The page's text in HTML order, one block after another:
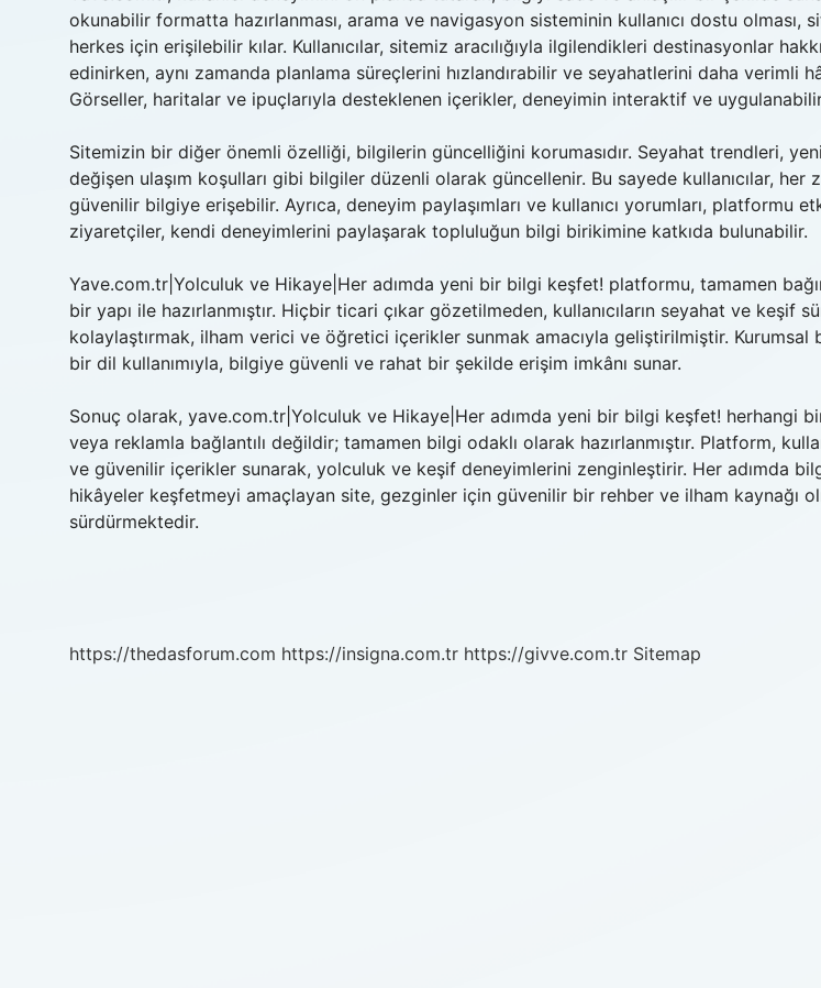
okunabilir formatta hazırlanması, arama ve navigasyon sisteminin kullanıcı dostu olması,
herkes için erişilebilir kılar. Kullanıcılar, sitemiz aracılığıyla ilgilendikleri destinasyonlar
edinirken, aynı zamanda planlama süreçlerini hızlandırabilir ve seyahatlerini daha verimli
Görseller, haritalar ve ipuçlarıyla desteklenen içerikler, deneyimin interaktif ve uygulanabilir
Sitemizin bir diğer önemli özelliği, bilgilerin güncelliğini korumasıdır. Seyahat trendleri,
değişen ulaşım koşulları gibi bilgiler düzenli olarak güncellenir. Bu sayede kullanıcılar, her
güvenilir bilgiye erişebilir. Ayrıca, deneyim paylaşımları ve kullanıcı yorumları, platformu
ziyaretçiler, kendi deneyimlerini paylaşarak topluluğun bilgi birikimine katkıda bulunabilir.
Yave.com.tr|Yolculuk ve Hikaye|Her adımda yeni bir bilgi keşfet! platformu, tamamen
bir yapı ile hazırlanmıştır. Hiçbir ticari çıkar gözetilmeden, kullanıcıların seyahat ve keşif
kolaylaştırmak, ilham verici ve öğretici içerikler sunmak amacıyla geliştirilmiştir. Kurumsal
bir dil kullanımıyla, bilgiye güvenli ve rahat bir şekilde erişim imkânı sunar.
Sonuç olarak, yave.com.tr|Yolculuk ve Hikaye|Her adımda yeni bir bilgi keşfet! herhangi
veya reklamla bağlantılı değildir; tamamen bilgi odaklı olarak hazırlanmıştır. Platform,
ve güvenilir içerikler sunarak, yolculuk ve keşif deneyimlerini zenginleştirir. Her adımda
hikâyeler keşfetmeyi amaçlayan site, gezginler için güvenilir bir rehber ve ilham kaynağı
sürdürmektedir.
https://thedasforum.com https://insigna.com.tr https://givve.com.tr Sitemap